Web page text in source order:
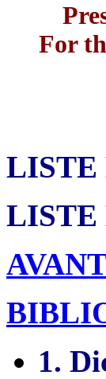
For
LISTE
LISTE
1.